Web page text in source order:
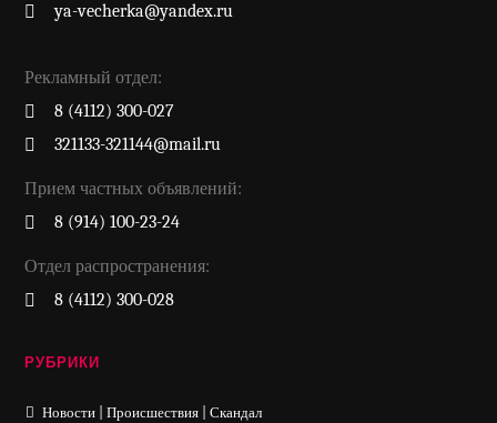
ya-vecherka@yandex.ru
Рекламный отдел:
8 (4112) 300-027
321133-321144@mail.ru
Прием частных объявлений:
8 (914) 100-23-24
Отдел распространения:
8 (4112) 300-028
РУБРИКИ
Новости | Происшествия | Скандал